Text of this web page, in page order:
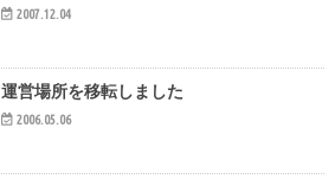
2007.12.04
運営場所を移転しました
2006.05.06